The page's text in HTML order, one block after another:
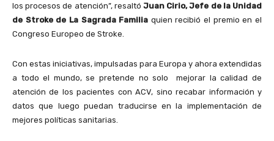
los procesos de atención”, resaltó Juan Cirio, Jefe de la Unidad
de Stroke de La Sagrada Familia quien recibió el premio en el
Congreso Europeo de Stroke.
Con estas iniciativas, impulsadas para Europa y ahora extendidas
a todo el mundo, se pretende no solo mejorar la calidad de
atención de los pacientes con ACV, sino recabar información y
datos que luego puedan traducirse en la implementación de
mejores políticas sanitarias.